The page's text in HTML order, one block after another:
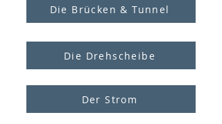
Die Brücken & Tunnel
Die Drehscheibe
Der Strom